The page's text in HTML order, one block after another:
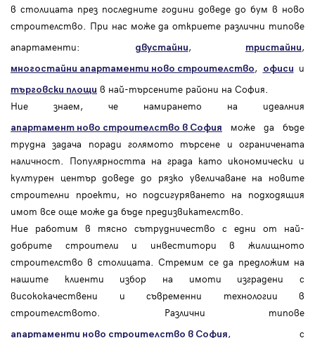
в столицата през последните години доведе до бум в ново
строителство. При нас може да откриете различни типове
апартаменти:
двустайни, тристайни,
многостайни апартаменти ново строителство, офиси и
търговски площи в най-търсените райони на София.
Ние знаем, че намирането на идеалния
апартамент ново строителство в София
може да бъде
трудна задача поради голямото търсене и ограничената
наличност. Популярността на града като икономически и
културен център доведе до рязко увеличаване на новите
строителни проекти, но подсигуряването на подходящия
имот все още може да бъде предизвикателство.
Ние работим в тясно сътрудничество с едни от най-
добрите строители и инвеститори в жилищното
строителство в столицата. Стремим се да предложим на
нашите клиенти избор на имоти изградени с
висококачествени и съвременни технологии в
строителството. Различни типове
апартаменти ново строителство в София, с